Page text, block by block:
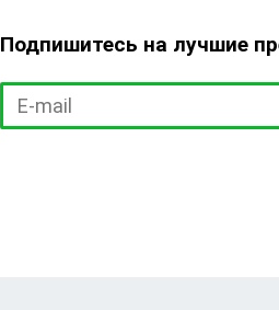
Подпишитесь на лучшие